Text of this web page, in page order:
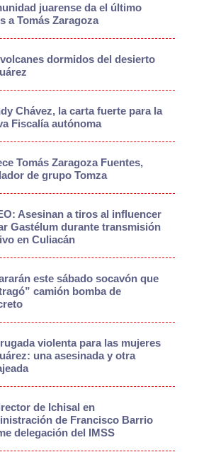
juarense da el último
a Tomás Zaragoza
dormidos del desierto
Chávez, la carta fuerte para la
Fiscalía autónoma
Tomás Zaragoza Fuentes,
de grupo Tomza
Asesinan a tiros al influencer
Gastélum durante transmisión
en Culiacán
este sábado socavón que
camión bomba de
violenta para las mujeres
una asesinada y otra
de Ichisal en
de Francisco Barrio
delegación del IMSS